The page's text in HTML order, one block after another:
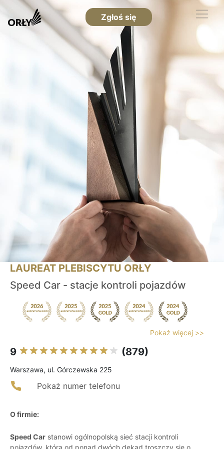
Zgłoś się
LAUREAT PLEBISCYTU ORŁY
Speed Car - stacje kontroli pojazdów
Pokaż więcej >>
9 (879)
Warszawa, ul. Górczewska 225
Pokaż numer telefonu
O firmie:
Speed Car stanowi ogólnopolską sieć stacji kontroli
pojazdów, która od ponad dwóch dekad troszczy się o